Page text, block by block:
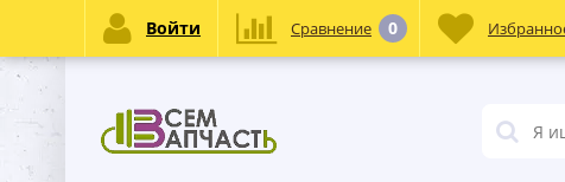
Войти Сравнение 0